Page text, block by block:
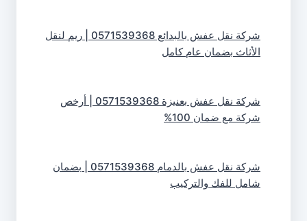
شركة نقل عفش بالبدائع 0571539368 | ريم لنقل
الأثاث بضمان عام كامل
شركة نقل عفش بعنيزة 0571539368 | أرخص
شركة مع ضمان 100%
شركة نقل عفش بالدمام 0571539368 | بضمان
شامل للفك والتركيب